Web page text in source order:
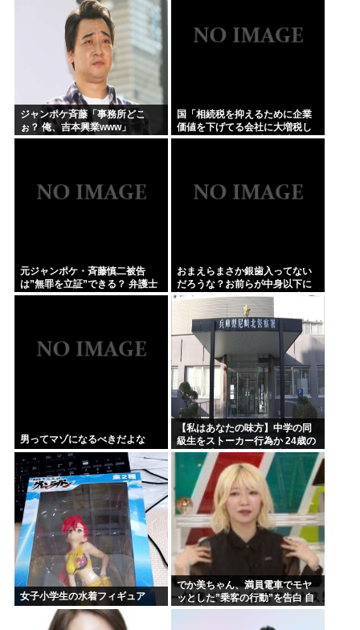
ジャンポケ斉藤「事務所どこ
ぉ？ 俺、吉本興業www」
国「相続税を抑えるために企業
価値を下げてる会社に大増税し
ます。低PBRの会社は大増税を
元ジャンポケ・斉藤慎二被告
は”無罪を立証”できる？ 弁護士
が解説
おまえらまさか銀歯入ってない
だろうな？お前らが中身以下に
評価される原因は口開けた時に
見える銀歯
男ってマゾになるべきだよな
【私はあなたの味方】中学の同
級生をストーカー行為か 24歳の
女を逮捕 男性の自宅に唐揚げや
文庫本など繰り返し届ける / 兵庫
女子小学生の水着フィギュア
でか美ちゃん、満員電車でモヤ
ッとした”乗客の行動”を告白 自
身を扇子などであおぐ人に「オ
イニーがつらくて…」